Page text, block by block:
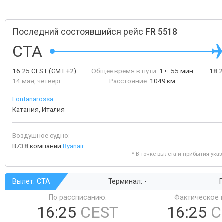
Последний состоявшийся рейс FR 5518
CTA
16:25 CEST(GMT +2)
14 мая, четверг
Общее время в пути: 1 ч. 55 мин.
Расстояние: 1049 км.
Fontanarossa
Катания, Италия
Воздушное судно:
B738 компании Ryanair
* В точке вылета и прибытия
Вылет: CTA Терминал: -
По рассписанию:
16:25 CEST
Фактическое
16:25